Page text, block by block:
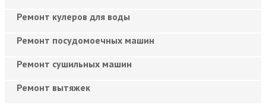
Ремонт кулеров для воды
Ремонт посудомоечных машин
Ремонт сушильных машин
Ремонт вытяжек